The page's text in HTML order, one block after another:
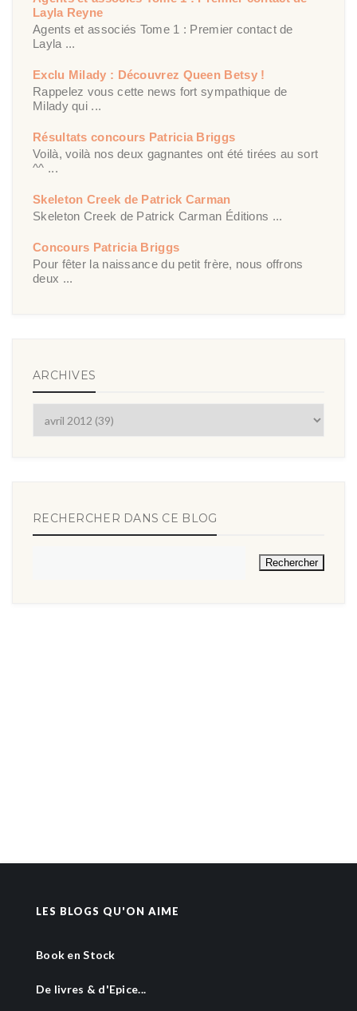
Layla Reyne
Agents et associés Tome 1 : Premier contact de
Layla ...
Exclu Milady : Découvrez Queen Betsy !
Rappelez vous cette news fort sympathique de
Milady qui ...
Résultats concours Patricia Briggs
Voilà, voilà nos deux gagnantes ont été tirées au sort
^^ ...
Skeleton Creek de Patrick Carman
Skeleton Creek de Patrick Carman Éditions ...
Concours Patricia Briggs
Pour fêter la naissance du petit frère, nous offrons
deux ...
ARCHIVES
RECHERCHER DANS CE BLOG
LES BLOGS QU'ON AIME
Book en Stock
De livres & d'Epice...